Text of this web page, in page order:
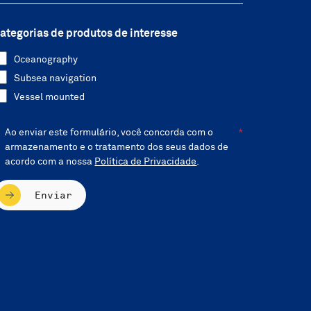
de produtos de interesse
Oceanography
Subsea navigation
Vessel mounted
Ao enviar este formulário, você concorda com o
armazenamento e o tratamento dos seus dados de
acordo com a nossa Política de Privacidade.
Enviar